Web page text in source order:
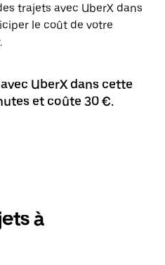
trajets avec UberX dans
le coût de votre
UberX dans cette
et coûte 30 €.
à